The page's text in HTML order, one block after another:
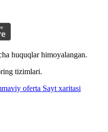
huquqlar himoyalangan.
tizimlari.
oferta Sayt xaritasi